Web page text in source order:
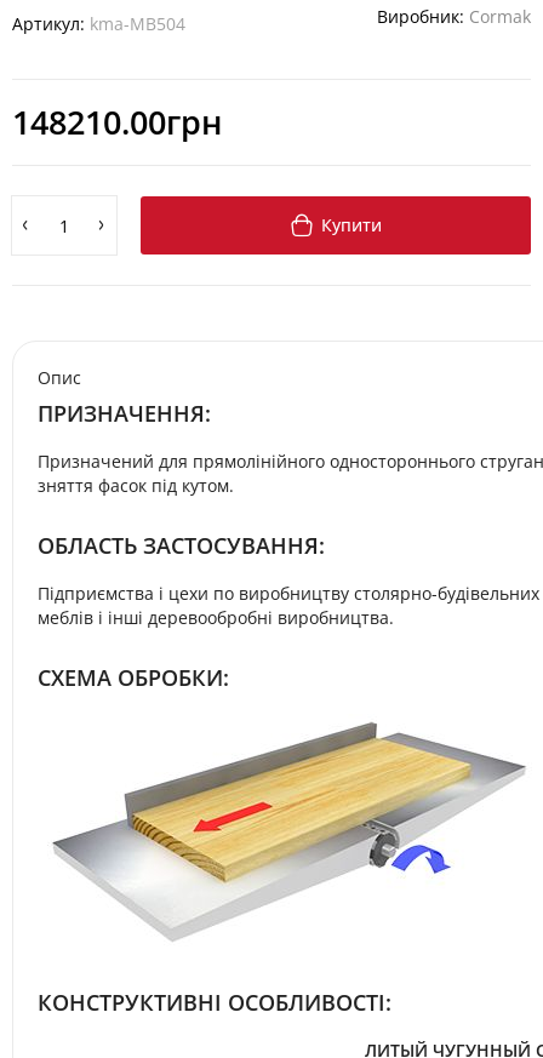
Артикул: kma-MB504 Виробник: Cormak
148210.00грн
Купити
Опис
ПРИЗНАЧЕННЯ:
Призначений для прямолінійного одностороннього
зняття фасок під кутом.
ОБЛАСТЬ ЗАСТОСУВАННЯ:
Підприємства і цехи по виробництву столярно-
меблів і інші деревообробні виробництва.
СХЕМА ОБРОБКИ:
КОНСТРУКТИВНІ ОСОБЛИВОСТІ:
ЛИТЫЙ ЧУГУННЫЙ